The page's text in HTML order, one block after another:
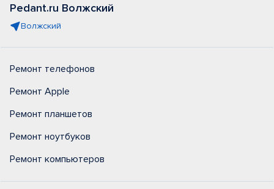
Pedant.ru Волжский
Волжский
Ремонт телефонов
Ремонт Apple
Ремонт планшетов
Ремонт ноутбуков
Ремонт компьютеров